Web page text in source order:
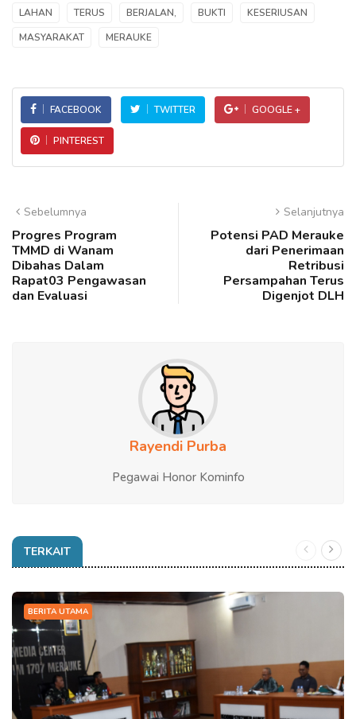
LAHAN
TERUS BERJALAN, BUKTI
KESERIUSAN
MASYARAKAT
MERAUKE
FACEBOOK TWITTER GOOGLE +
PINTEREST
Sebelumnya
Progres Program
TMMD di Wanam
Dibahas Dalam
Rapat03 Pengawasan
dan Evaluasi
Selanjutnya
Potensi PAD Merauke
dari Penerimaan
Retribusi
Persampahan Terus
Digenjot DLH
Rayendi Purba
Pegawai Honor Kominfo
TERKAIT
BERITA UTAMA